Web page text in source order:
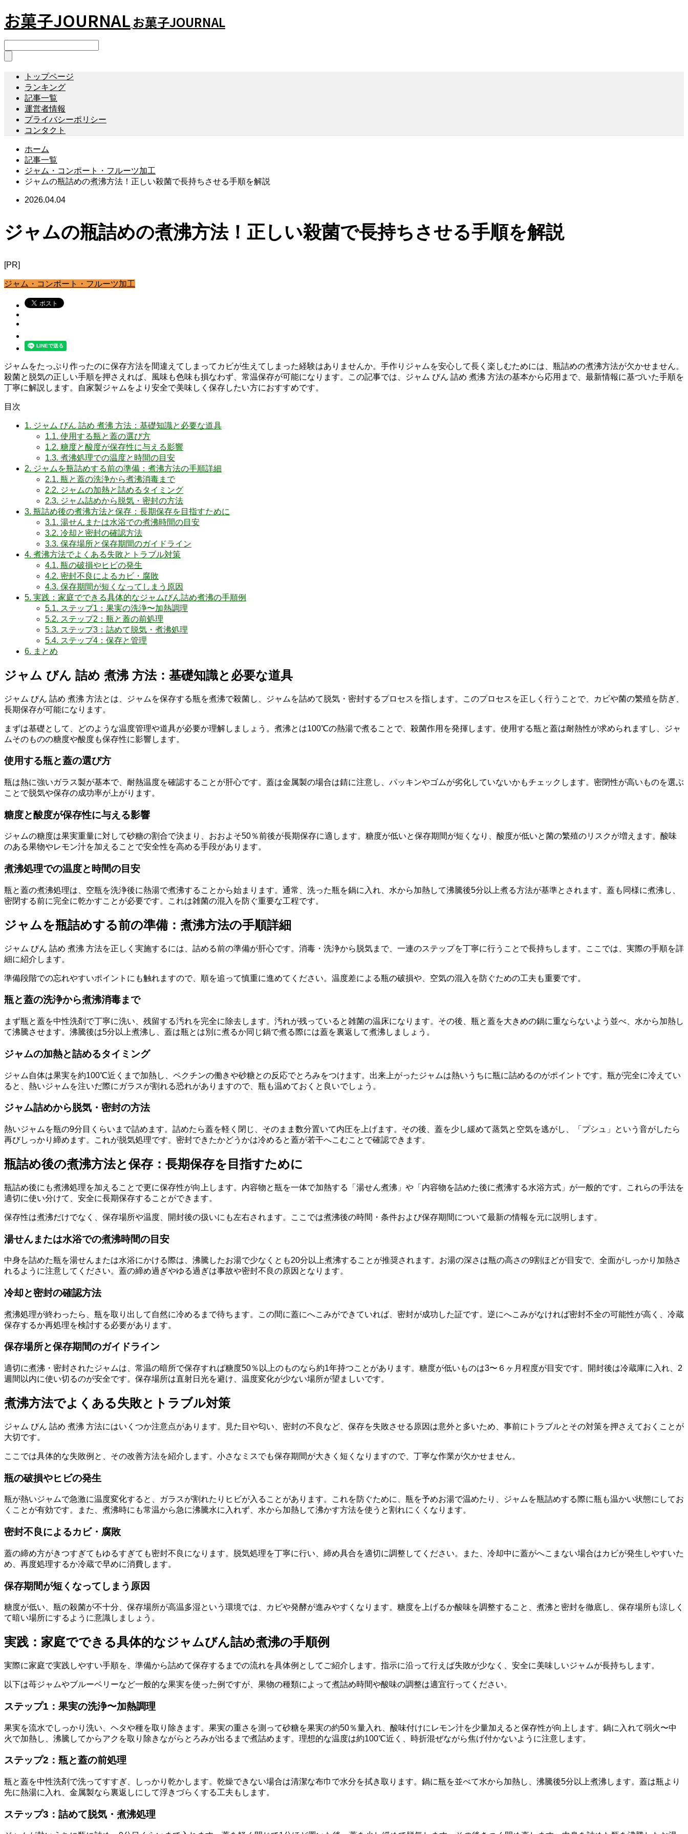
お菓子JOURNAL お菓子JOURNAL
トップページ
ランキング
記事一覧
運営者情報
プライバシーポリシー
コンタクト
ホーム
記事一覧
ジャム・コンポート・フルーツ加工
ジャムの瓶詰めの煮沸方法！正しい殺菌で長持ちさせる手順を解説
2026.04.04
ジャムの瓶詰めの煮沸方法！正しい殺菌で長持ちさせる手順を解説
[PR]
ジャム・コンポート・フルーツ加工
ジャムをたっぷり作ったのに保存方法を間違えてしまってカビが生えてしまった経験はありませんか。手作りジャムを安心して長く楽しむためには、瓶詰めの煮沸方法が欠かせません。
殺菌と脱気の正しい手順を押さえれば、風味も色味も損なわず、常温保存が可能になります。この記事では、ジャム びん 詰め 煮沸 方法の基本から応用まで、最新情報に基づいた手順を
丁寧に解説します。自家製ジャムをより安全で美味しく保存したい方におすすめです。
目次
1. ジャム びん 詰め 煮沸 方法：基礎知識と必要な道具
1.1. 使用する瓶と蓋の選び方
1.2. 糖度と酸度が保存性に与える影響
1.3. 煮沸処理での温度と時間の目安
2. ジャムを瓶詰めする前の準備：煮沸方法の手順詳細
2.1. 瓶と蓋の洗浄から煮沸消毒まで
2.2. ジャムの加熱と詰めるタイミング
2.3. ジャム詰めから脱気・密封の方法
3. 瓶詰め後の煮沸方法と保存：長期保存を目指すために
3.1. 湯せんまたは水浴での煮沸時間の目安
3.2. 冷却と密封の確認方法
3.3. 保存場所と保存期間のガイドライン
4. 煮沸方法でよくある失敗とトラブル対策
4.1. 瓶の破損やヒビの発生
4.2. 密封不良によるカビ・腐敗
4.3. 保存期間が短くなってしまう原因
5. 実践：家庭でできる具体的なジャムびん詰め煮沸の手順例
5.1. ステップ1：果実の洗浄〜加熱調理
5.2. ステップ2：瓶と蓋の前処理
5.3. ステップ3：詰めて脱気・煮沸処理
5.4. ステップ4：保存と管理
6. まとめ
ジャム びん 詰め 煮沸 方法：基礎知識と必要な道具
ジャム びん 詰め 煮沸 方法とは、ジャムを保存する瓶を煮沸で殺菌し、ジャムを詰めて脱気・密封するプロセスを指します。このプロセスを正しく行うことで、カビや菌の繁殖を防ぎ、
長期保存が可能になります。
まずは基礎として、どのような温度管理や道具が必要か理解しましょう。煮沸とは100℃の熱湯で煮ることで、殺菌作用を発揮します。使用する瓶と蓋は耐熱性が求められますし、ジャ
ムそのものの糖度や酸度も保存性に影響します。
使用する瓶と蓋の選び方
瓶は熱に強いガラス製が基本で、耐熱温度を確認することが肝心です。蓋は金属製の場合は錆に注意し、パッキンやゴムが劣化していないかもチェックします。密閉性が高いものを選ぶ
ことで脱気や保存の成功率が上がります。
糖度と酸度が保存性に与える影響
ジャムの糖度は果実重量に対して砂糖の割合で決まり、おおよそ50％前後が長期保存に適します。糖度が低いと保存期間が短くなり、酸度が低いと菌の繁殖のリスクが増えます。酸味
のある果物やレモン汁を加えることで安全性を高める手段があります。
煮沸処理での温度と時間の目安
瓶と蓋の煮沸処理は、空瓶を洗浄後に熱湯で煮沸することから始まります。通常、洗った瓶を鍋に入れ、水から加熱して沸騰後5分以上煮る方法が基準とされます。蓋も同様に煮沸し、
密閉する前に完全に乾かすことが必要です。これは雑菌の混入を防ぐ重要な工程です。
ジャムを瓶詰めする前の準備：煮沸方法の手順詳細
ジャム びん 詰め 煮沸 方法を正しく実施するには、詰める前の準備が肝心です。消毒・洗浄から脱気まで、一連のステップを丁寧に行うことで長持ちします。ここでは、実際の手順を詳
細に紹介します。
準備段階での忘れやすいポイントにも触れますので、順を追って慎重に進めてください。温度差による瓶の破損や、空気の混入を防ぐための工夫も重要です。
瓶と蓋の洗浄から煮沸消毒まで
まず瓶と蓋を中性洗剤で丁寧に洗い、残留する汚れを完全に除去します。汚れが残っていると雑菌の温床になります。その後、瓶と蓋を大きめの鍋に重ならないよう並べ、水から加熱し
て沸騰させます。沸騰後は5分以上煮沸し、蓋は瓶とは別に煮るか同じ鍋で煮る際には蓋を裏返して煮沸しましょう。
ジャムの加熱と詰めるタイミング
ジャム自体は果実を約100℃近くまで加熱し、ペクチンの働きや砂糖との反応でとろみをつけます。出来上がったジャムは熱いうちに瓶に詰めるのがポイントです。瓶が完全に冷えてい
ると、熱いジャムを注いだ際にガラスが割れる恐れがありますので、瓶も温めておくと良いでしょう。
ジャム詰めから脱気・密封の方法
熱いジャムを瓶の9分目くらいまで詰めます。詰めたら蓋を軽く閉じ、そのまま数分置いて内圧を上げます。その後、蓋を少し緩めて蒸気と空気を逃がし、「プシュ」という音がしたら
再びしっかり締めます。これが脱気処理です。密封できたかどうかは冷めると蓋が若干へこむことで確認できます。
瓶詰め後の煮沸方法と保存：長期保存を目指すために
瓶詰め後にも煮沸処理を加えることで更に保存性が向上します。内容物と瓶を一体で加熱する「湯せん煮沸」や「内容物を詰めた後に煮沸する水浴方式」が一般的です。これらの手法を
適切に使い分けて、安全に長期保存することができます。
保存性は煮沸だけでなく、保存場所や温度、開封後の扱いにも左右されます。ここでは煮沸後の時間・条件および保存期間について最新の情報を元に説明します。
湯せんまたは水浴での煮沸時間の目安
中身を詰めた瓶を湯せんまたは水浴にかける際は、沸騰したお湯で少なくとも20分以上煮沸することが推奨されます。お湯の深さは瓶の高さの9割ほどが目安で、全面がしっかり加熱さ
れるように注意してください。蓋の締め過ぎやゆる過ぎは事故や密封不良の原因となります。
冷却と密封の確認方法
煮沸処理が終わったら、瓶を取り出して自然に冷めるまで待ちます。この間に蓋にへこみができていれば、密封が成功した証です。逆にへこみがなければ密封不全の可能性が高く、冷蔵
保存するか再処理を検討する必要があります。
保存場所と保存期間のガイドライン
適切に煮沸・密封されたジャムは、常温の暗所で保存すれば糖度50％以上のものなら約1年持つことがあります。糖度が低いものは3〜６ヶ月程度が目安です。開封後は冷蔵庫に入れ、2
週間以内に使い切るのが安全です。保存場所は直射日光を避け、温度変化が少ない場所が望ましいです。
煮沸方法でよくある失敗とトラブル対策
ジャム びん 詰め 煮沸 方法にはいくつか注意点があります。見た目や匂い、密封の不良など、保存を失敗させる原因は意外と多いため、事前にトラブルとその対策を押さえておくことが
大切です。
ここでは具体的な失敗例と、その改善方法を紹介します。小さなミスでも保存期間が大きく短くなりますので、丁寧な作業が欠かせません。
瓶の破損やヒビの発生
瓶が熱いジャムで急激に温度変化すると、ガラスが割れたりヒビが入ることがあります。これを防ぐために、瓶を予めお湯で温めたり、ジャムを瓶詰めする際に瓶も温かい状態にしてお
くことが有効です。また、煮沸時にも常温から急に沸騰水に入れず、水から加熱して沸かす方法を使うと割れにくくなります。
密封不良によるカビ・腐敗
蓋の締め方がきつすぎてもゆるすぎても密封不良になります。脱気処理を丁寧に行い、締め具合を適切に調整してください。また、冷却中に蓋がへこまない場合はカビが発生しやすいた
め、再度処理するか冷蔵で早めに消費します。
保存期間が短くなってしまう原因
糖度が低い、瓶の殺菌が不十分、保存場所が高温多湿という環境では、カビや発酵が進みやすくなります。糖度を上げるか酸味を調整すること、煮沸と密封を徹底し、保存場所も涼しく
て暗い場所にするように意識しましょう。
実践：家庭でできる具体的なジャムびん詰め煮沸の手順例
実際に家庭で実践しやすい手順を、準備から詰めて保存するまでの流れを具体例としてご紹介します。指示に沿って行えば失敗が少なく、安全に美味しいジャムが長持ちします。
以下は苺ジャムやブルーベリーなど一般的な果実を使った例ですが、果物の種類によって煮詰め時間や酸味の調整は適宜行ってください。
ステップ1：果実の洗浄〜加熱調理
果実を流水でしっかり洗い、ヘタや種を取り除きます。果実の重さを測って砂糖を果実の約50％量入れ、酸味付けにレモン汁を少量加えると保存性が向上します。鍋に入れて弱火〜中
火で加熱し、沸騰してからアクを取り除きながらとろみが出るまで煮詰めます。理想的な温度は約100℃近く、時折混ぜながら焦げ付かないように注意します。
ステップ2：瓶と蓋の前処理
瓶と蓋を中性洗剤で洗ってすすぎ、しっかり乾かします。乾燥できない場合は清潔な布巾で水分を拭き取ります。鍋に瓶を並べて水から加熱し、沸騰後5分以上煮沸します。蓋は瓶より
先に熱湯に入れ、金属製なら裏返しにして浮きづらくする工夫もします。
ステップ3：詰めて脱気・煮沸処理